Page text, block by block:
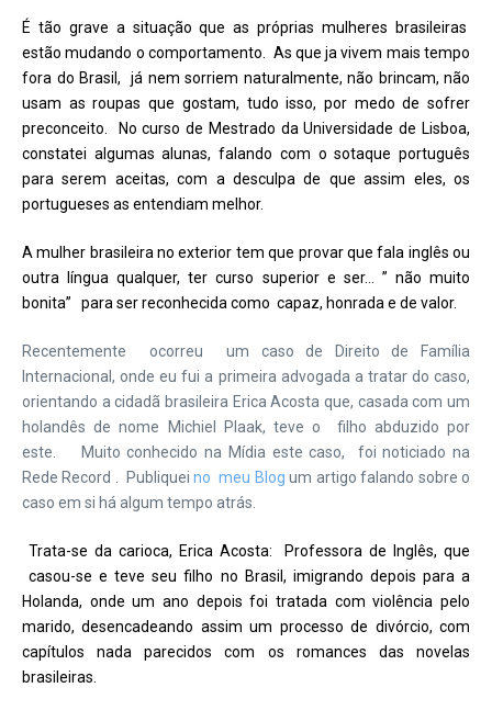
É tão grave a situação que as próprias mulheres brasileiras
estão mudando o comportamento. As que ja vivem mais tempo
fora do Brasil, já nem sorriem naturalmente, não brincam, não
usam as roupas que gostam, tudo isso, por medo de sofrer
preconceito. No curso de Mestrado da Universidade de Lisboa,
constatei algumas alunas, falando com o sotaque português
para serem aceitas, com a desculpa de que assim eles, os
portugueses as entendiam melhor.
A mulher brasileira no exterior tem que provar que fala inglês ou
outra língua qualquer, ter curso superior e ser… ” não muito
bonita” para ser reconhecida como capaz, honrada e de valor.
Recentemente ocorreu um caso de Direito de Família
Internacional, onde eu fui a primeira advogada a tratar do caso,
orientando a cidadã brasileira Erica Acosta que, casada com um
holandês de nome Michiel Plaak, teve o filho abduzido por
este. Muito conhecido na Mídia este caso, foi noticiado na
Rede Record . Publiqueino meu Blogum artigo falando sobre o
caso em si há algum tempo atrás.
Trata-se da carioca, Erica Acosta: Professora de Inglês, que
casou-se e teve seu filho no Brasil, imigrando depois para a
Holanda, onde um ano depois foi tratada com violência pelo
marido, desencadeando assim um processo de divórcio, com
capítulos nada parecidos com os romances das novelas
brasileiras.